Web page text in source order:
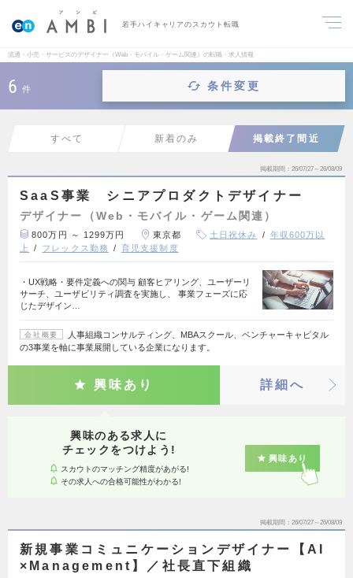
若手ハイキャリアのスカウト転職
流通・小売・サービスのデザイナー（Web・モバイル・ゲーム関連）の転職・求人情報
6 件 条件変更
すべて 新着のみ 掲載終了間近
掲載期間 26/07/27～26/08/09
SaaS事業 シニアプロダクトデザイナー
デザイナー（Web・モバイル・ゲーム関連）
800万円 ～ 1299万円 東京都 土日祝休み
年収600万以
上
フレックス勤務 育児支援制度
・UX戦略・要件定義への関与 顧客ヒアリング、ユーザーリ
サーチ、ユーザビリティ調査を実施し、 事業フェーズに応
じたデザイン…
会社概要
人事組織コンサルティング、MBAスクール、ベンチャーキャピタル
の3事業を軸に事業展開している企業になります。
興味あり 詳細へ
興味のある求人に
チェックをつけよう!
スカウトのマッチング精度があがる!
その求人への合格可能性がわかる!
興味あり
掲載期間 26/07/27～26/08/09
新規事業コミュニケーションデザイナー【AI
×Management】／社長直下組織